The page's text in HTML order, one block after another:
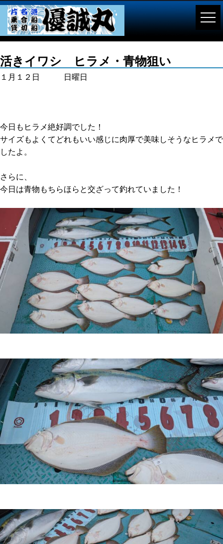
活きイワシ ヒラメ・青物狙い
１月１２日 日曜日
今日もヒラメ絶好調でした！
サイズもよくてどれもいい感じに肉厚で美味しそうなヒラメで
したよ。
さらに、
今日は青物もちらほらと交ざって釣れていました！